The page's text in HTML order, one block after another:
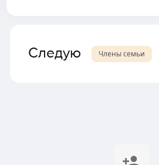
Следую Члены семьи